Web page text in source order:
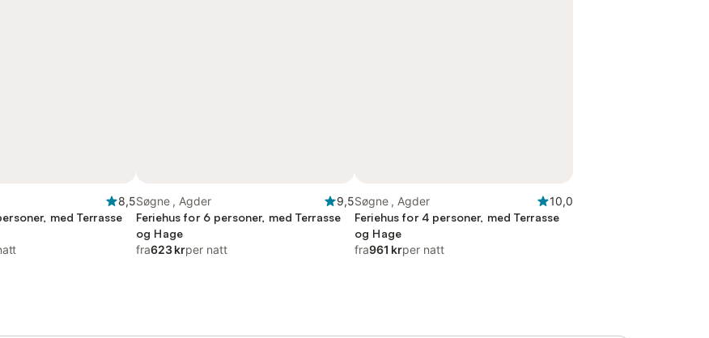
8,5
med Terrasse
Søgne , Agder
9,5
Feriehus for 6 personer, med Terrasse
og Hage
fra623 krper natt
Søgne , Agder
10,0
Feriehus for 4 personer, med Terrasse
og Hage
fra961 krper natt